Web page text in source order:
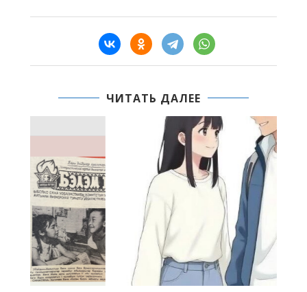
ЧИТАТЬ ДАЛЕЕ